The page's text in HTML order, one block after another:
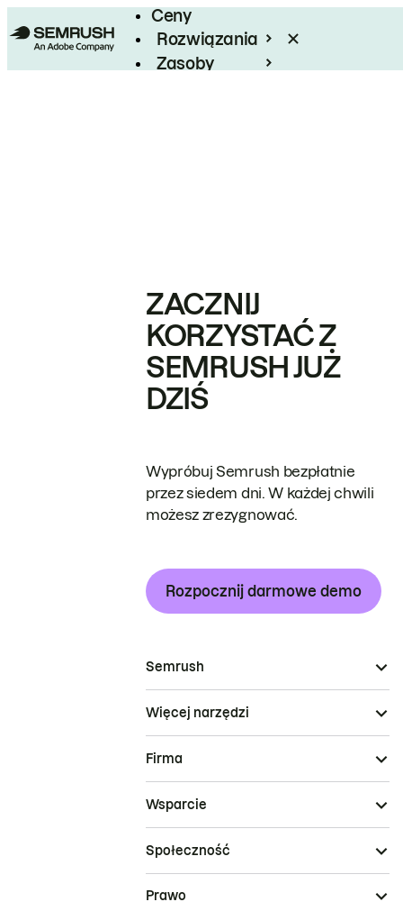
Ceny
Rozwiązania
Zasoby
ZACZNIJ
KORZYSTAĆ Z
SEMRUSH JUŻ
DZIŚ
Wypróbuj Semrush bezpłatnie
przez siedem dni. W każdej chwili
możesz zrezygnować.
Rozpocznij darmowe demo
Semrush
Więcej narzędzi
Firma
Wsparcie
Społeczność
Prawo